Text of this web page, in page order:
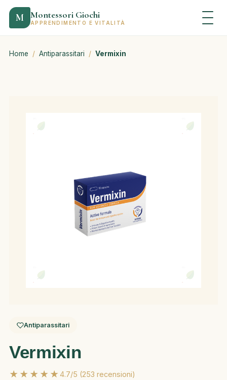
M Montessori Giochi
APPRENDIMENTO E VITALITÀ
Home / Antiparassitari / Vermixin
Antiparassitari
Vermixin
★★★★★4.7/5 (253 recensioni)